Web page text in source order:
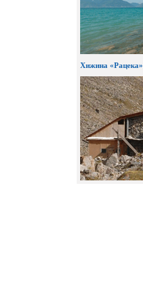
Хижина «Рацека»